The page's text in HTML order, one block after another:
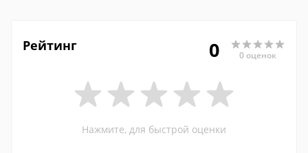
Рейтинг 0 0 оценок
Нажмите, для быстрой оценки